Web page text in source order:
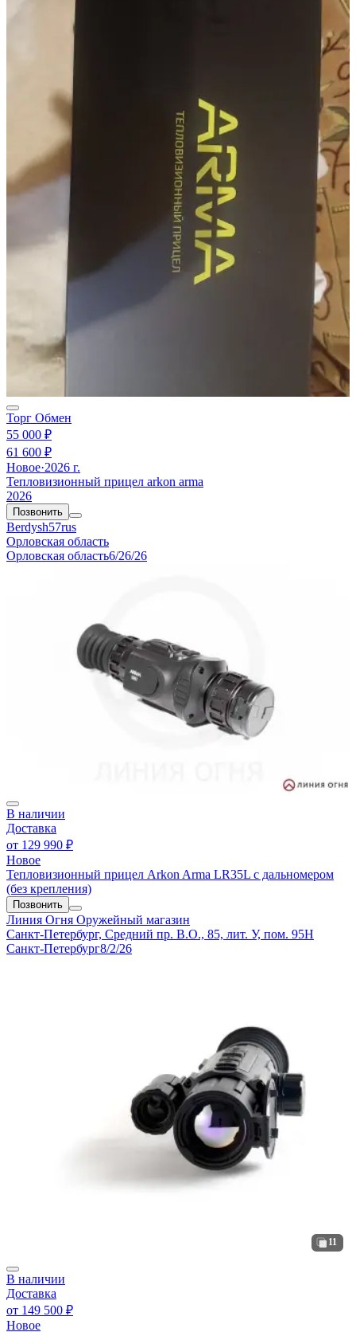
Торг Обмен
55 000 ₽
61 600 ₽
Новое·2026 г.
Тепловизионный прицел arkon arma
2026
Позвонить
Berdysh57rus
Орловская область
Орловская область6/26/26
В наличии
Доставка
от 129 990 ₽
Новое
Тепловизионный прицел Arkon Arma LR35L с дальномером
(без крепления)
Позвонить
Линия Огня Оружейный магазин
Санкт-Петербург, Средний пр. В.О., 85, лит. У, пом. 95Н
Санкт-Петербург8/2/26
11
В наличии
Доставка
от 149 500 ₽
Новое